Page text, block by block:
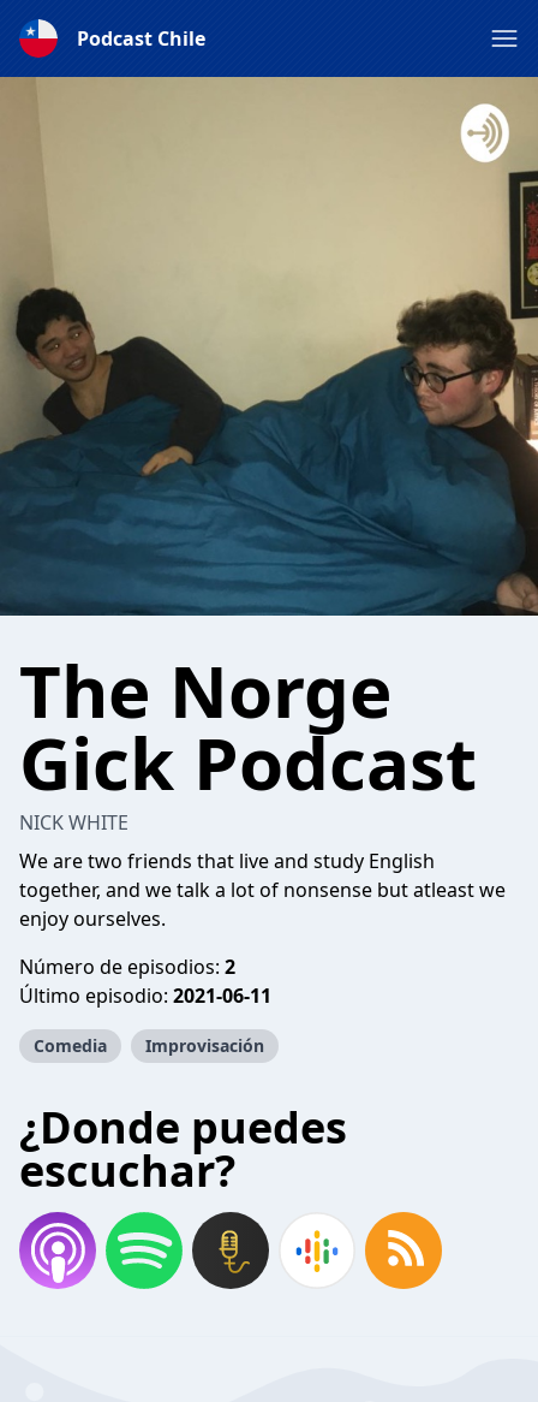
Podcast Chile
The Norge
Gick Podcast
NICK WHITE
We are two friends that live and study English
together, and we talk a lot of nonsense but atleast we
enjoy ourselves.
Número de episodios: 2
Último episodio: 2021-06-11
Comedia Improvisación
¿Donde puedes
escuchar?